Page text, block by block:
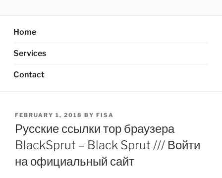
content
Home
Services
Contact
POSTED
ON
FEBRUARY 1, 2018 BY FISA
Русские ссылки тор браузера
BlackSprut – Black Sprut /// Войти
на официальный сайт